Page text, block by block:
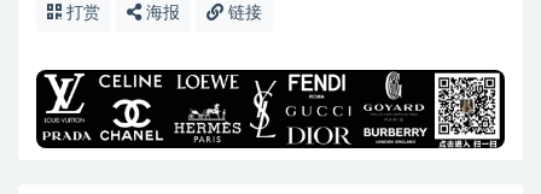
打赏 海报 链接